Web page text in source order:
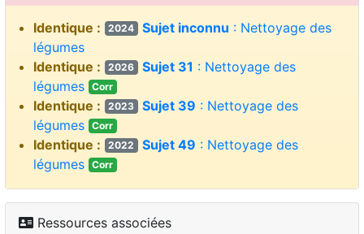
Identique : 2024 Sujet inconnu : Nettoyage des
légumes
Identique :
2026 Sujet 31 : Nettoyage des
légumes
Corr
Identique : 2023 Sujet 39 : Nettoyage des
légumes
Corr
Identique : 2022 Sujet 49 : Nettoyage des
légumes
Corr
Ressources associées